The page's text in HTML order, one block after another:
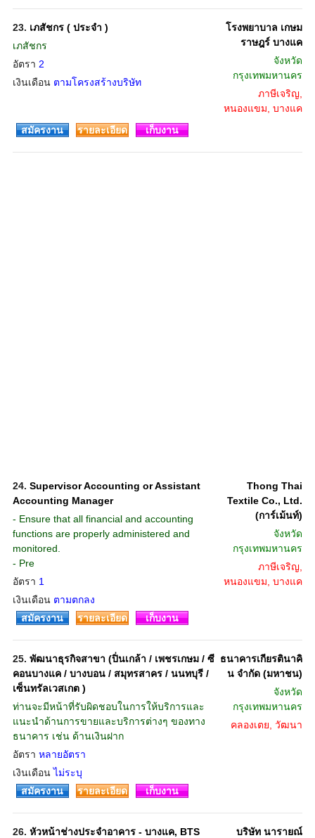
23. เภสัชกร ( ประจำ )
เภสัชกร
อัตรา 2
เงินเดือน ตามโครงสร้างบริษัท
โรงพยาบาล เกษม
ราษฎร์ บางแค
จังหวัด
กรุงเทพมหานคร
ภาษีเจริญ,
หนองแขม, บางแค
สมัครงาน
รายละเอียด เก็บงาน
24. Supervisor Accounting or Assistant
Accounting Manager
- Ensure that all financial and accounting
functions are properly administered and
monitored.
- Pre
อัตรา 1
เงินเดือน ตามตกลง
Thong Thai
Textile Co., Ltd.
(การ์เม้นท์)
จังหวัด
กรุงเทพมหานคร
ภาษีเจริญ,
หนองแขม, บางแค
สมัครงาน รายละเอียด เก็บงาน
25. พัฒนาธุรกิจสาขา (ปิ่นเกล้า / เพชรเกษม / ซี
คอนบางแค / บางบอน / สมุทรสาคร / นนทบุรี /
เซ็นทรัลเวสเกต )
ท่านจะมีหน้าที่รับผิดชอบในการให้บริการและ
แนะนำด้านการขายและบริการต่างๆ ของทาง
ธนาคาร เช่น ด้านเงินฝาก
อัตรา หลายอัตรา
เงินเดือนไม่ระบุ
ธนาคารเกียรตินาคิ
น จำกัด (มหาชน)
จังหวัด
กรุงเทพมหานคร
คลองเตย, วัฒนา
สมัครงาน รายละเอียด เก็บงาน
26. หัวหน้าช่างประจำอาคาร - บางแค, BTS
บริษัท นารายณ์